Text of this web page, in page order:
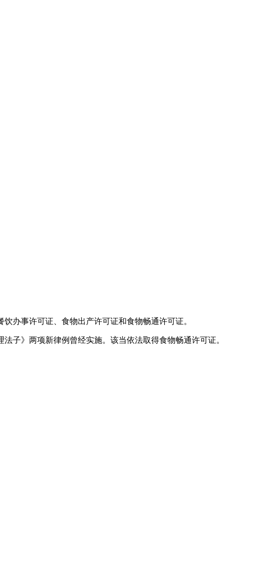
事许可证、食物出产许可证和食物畅通许可证。
》两项新律例曾经实施。该当依法取得食物畅通许可证。